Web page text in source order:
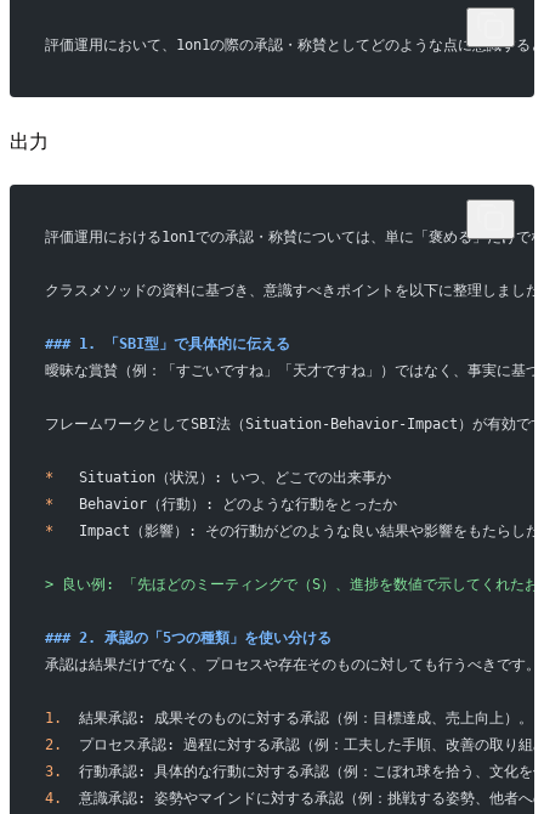
評価運用において、1on1の際の承認・称賛としてどのような点に意識する
出力
評価運用における1on1での承認・称賛については、単に「褒める」だけで
クラスメソッドの資料に基づき、意識すべきポイントを以下に整理しました
### 1. 「SBI型」で具体的に伝える
曖昧な賞賛（例：「すごいですね」「天才ですね」）ではなく、事実に基
フレームワークとしてSBI法（Situation-Behavior-Impact）が有効で
*
   Situation（状況）: いつ、どこでの出来事か
*
   Behavior（行動）: どのような行動をとったか
*
Impact（影響）: その行動がどのような良い結果や影響をもたらした
> 良い例: 「先ほどのミーティングで（S）、進捗を数値で示してくれた
### 2. 承認の「5つの種類」を使い分ける
承認は結果だけでなく、プロセスや存在そのものに対しても行うべきです
1.
  結果承認: 成果そのものに対する承認（例：目標達成、売上向上）。
2.
プロセス承認: 過程に対する承認（例：工夫した手順、改善の取り組
3.
行動承認: 具体的な行動に対する承認（例：こぼれ球を拾う、文化を
4.
意識承認: 姿勢やマインドに対する承認（例：挑戦する姿勢、他者へ